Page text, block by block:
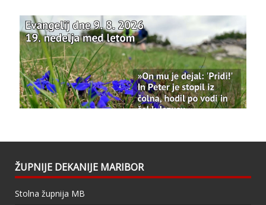
Photo
View on Facebook · Share
Bazilika Matere Usmiljenja updated their
status.
1 years ago
When this happens, it's usually because the
people, changed who can see it or it's been
deleted.
View on Facebook
ŽUPNIJE DEKANIJE MARIBOR
Stolna župnija MB